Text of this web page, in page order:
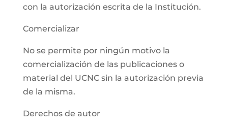
con la autorización escrita de la Institución.
Comercializar
No se permite por ningún motivo la
comercialización de las publicaciones o
material del UCNC sin la autorización previa
de la misma.
Derechos de autor